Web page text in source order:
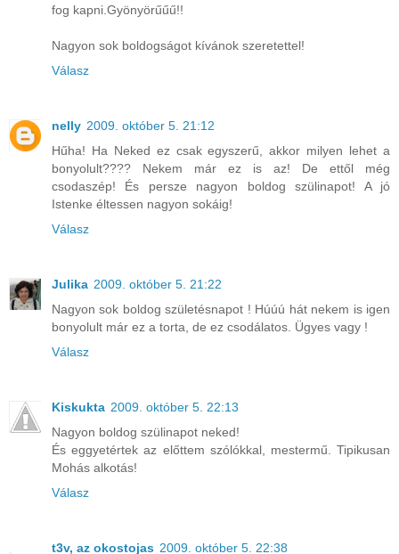
fog kapni.Gyönyörűűű!!
Nagyon sok boldogságot kívánok szeretettel!
Válasz
nelly 2009. október 5. 21:12
Hűha! Ha Neked ez csak egyszerű, akkor milyen lehet a
bonyolult???? Nekem már ez is az! De ettől még
csodaszép! És persze nagyon boldog szülinapot! A jó
Istenke éltessen nagyon sokáig!
Válasz
Julika 2009. október 5. 21:22
Nagyon sok boldog születésnapot ! Húúú hát nekem is igen
bonyolult már ez a torta, de ez csodálatos. Ügyes vagy !
Válasz
Kiskukta 2009. október 5. 22:13
Nagyon boldog szülinapot neked!
És eggyetértek az előttem szólókkal, mestermű. Tipikusan
Mohás alkotás!
Válasz
t3v, az okostojas 2009. október 5. 22:38